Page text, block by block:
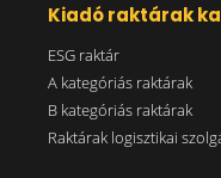
Kiadó raktárak
ESG raktár
A kategóriás raktárak
B kategóriás raktárak
Raktárak logisztikai